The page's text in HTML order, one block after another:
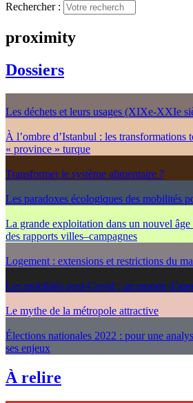
Rechercher :
proximity
Dossiers
Les déchets et leurs usages (XIXe-XXIe
À l’ombre d’Istanbul : les transformations
« province » turque
Transformer le système alimentaire ?
Les paradoxes écologiques des mobilités
La grande exploitation dans un nouvel
des rapports villes–campagnes
Logement : extensions et restrictions du
Les mobilités post-Covid : un monde
Le mythe de la métropole attractive
Élections nationales 2022 : pour une
ses enjeux
À relire